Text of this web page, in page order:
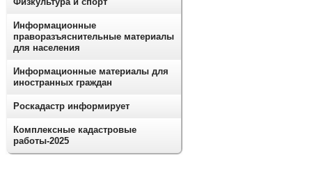
Информационные
праворазъяснительные материалы
для населения
Информационные материалы для
иностранных граждан
Роскадастр информирует
Комплексные кадастровые
работы-2025